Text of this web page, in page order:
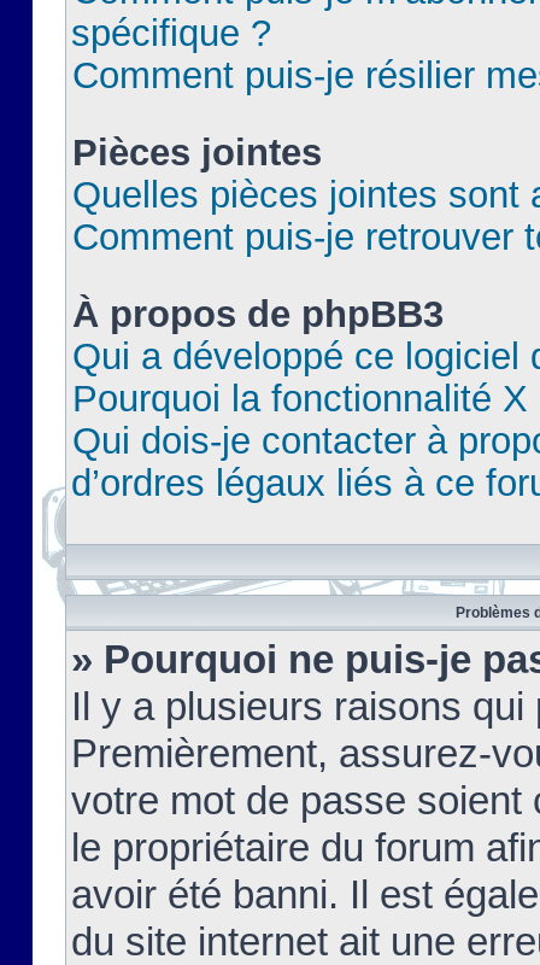
spécifique ?
Comment puis-je résilier
Pièces jointes
Quelles pièces jointes sont
Comment puis-je retrouver
À propos de phpBB3
Qui a développé ce logiciel
Pourquoi la fonctionnalité X
Qui dois-je contacter à
d’ordres légaux liés à ce
Problèmes
» Pourquoi ne puis-je
Il y a plusieurs raisons
Premièrement, assurez-
votre mot de passe soient
le propriétaire du forum
avoir été banni. Il est
du site internet ait une